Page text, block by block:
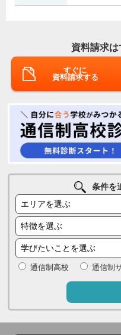
資料請求は
すぐに
資料請求する
条件を
通信制高校 通信制